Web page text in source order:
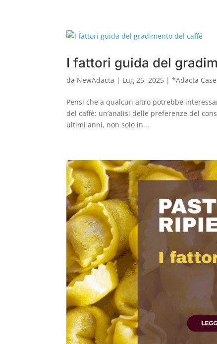
I fattori guida del
da NewAdacta | Lug 25, 2025 |*Adacta
Pensi che a qualcun altro potrebbe
del caffè: un’analisi delle preferenze del
ultimi anni, non solo in...